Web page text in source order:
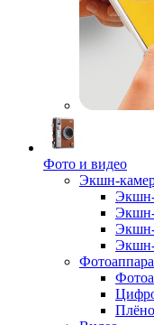
Фото и видео
Экшн-
Экшн-